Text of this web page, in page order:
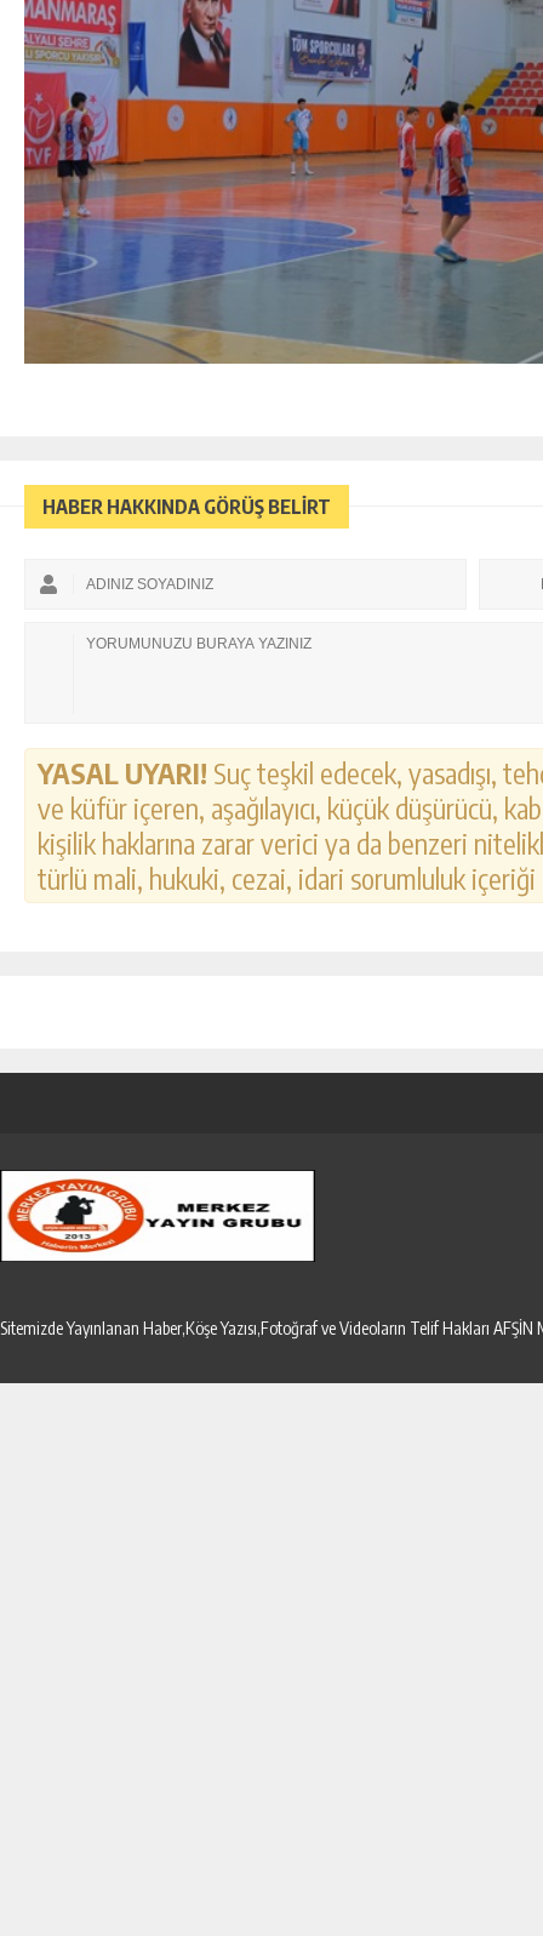
HABER HAKKINDA GÖRÜŞ BELİRT
YASAL UYARI! Suç teşkil edecek, yasadışı,
ve küfür içeren, aşağılayıcı, küçük düşürücü,
kişilik haklarına zarar verici ya da benzeri
türlü mali, hukuki, cezai, idari sorumluluk
Sitemizde Yayınlanan Haber,Köşe Yazısı,Fotoğraf ve Videoların Telif Hakları